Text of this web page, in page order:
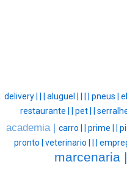
delivery | aluguel | pneus |
restaurante |
pet |
academia | carro | prime |
pronto | veterinario |
marcenaria |